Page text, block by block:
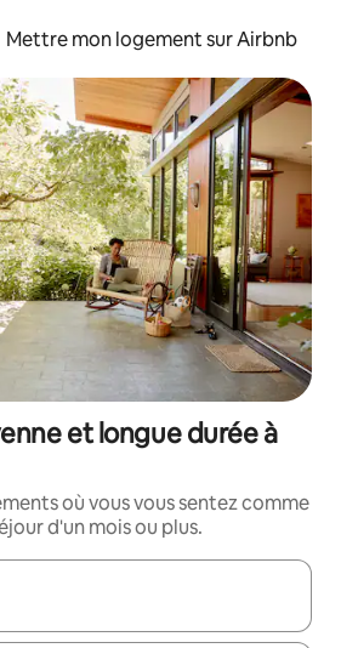
Mettre mon logement sur Airbnb
et longue durée à
où vous vous sentez comme
d'un mois ou plus.
s'affichent, utilisez les flèches vers le